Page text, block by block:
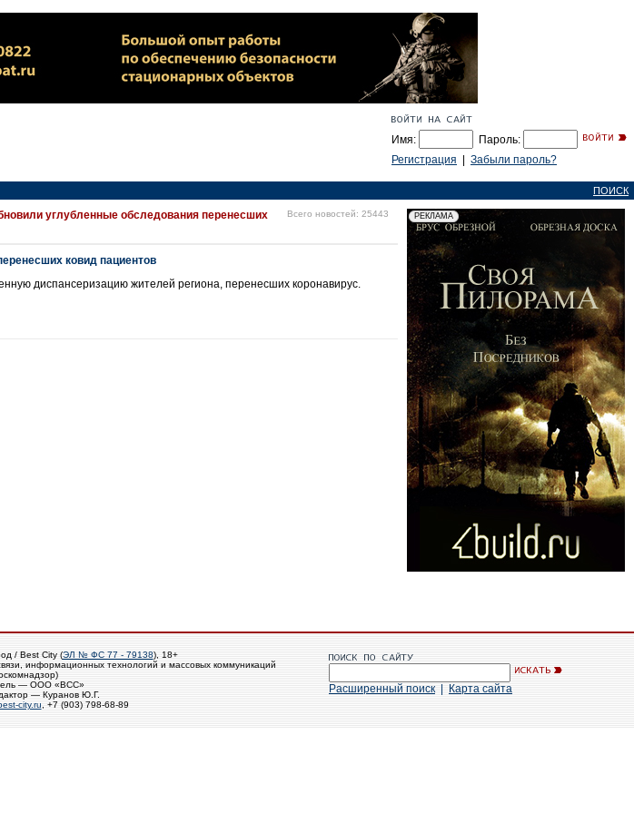
Имя:
Пароль:
Регистрация
Забыли пароль?
ПОИСК
углубленные обследования перенесших
Всего новостей: 25443
ковид пациентов
диспансеризацию жителей региона, перенесших коронавирус.
/ Best City (ЭЛ № ФС 77 - 79138), 18+
информационных технологий и массовых коммуникаций
— ООО «ВСС»
— Куранов Ю.Г.
city.ru , +7 (903) 798-68-89
Расширенный поиск Карта сайта